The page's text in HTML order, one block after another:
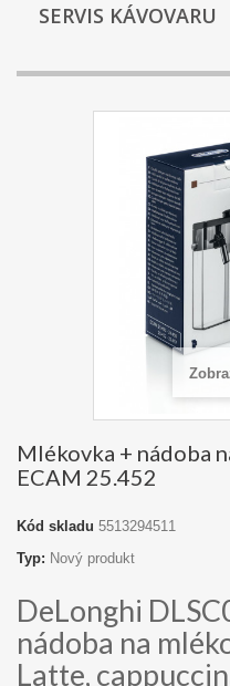
SERVIS KÁVOVARU
Mlékovka + nádoba
ECAM 25.452
Kód skladu 5513294511
Typ: Nový produkt
DeLonghi
nádoba na
Latte,